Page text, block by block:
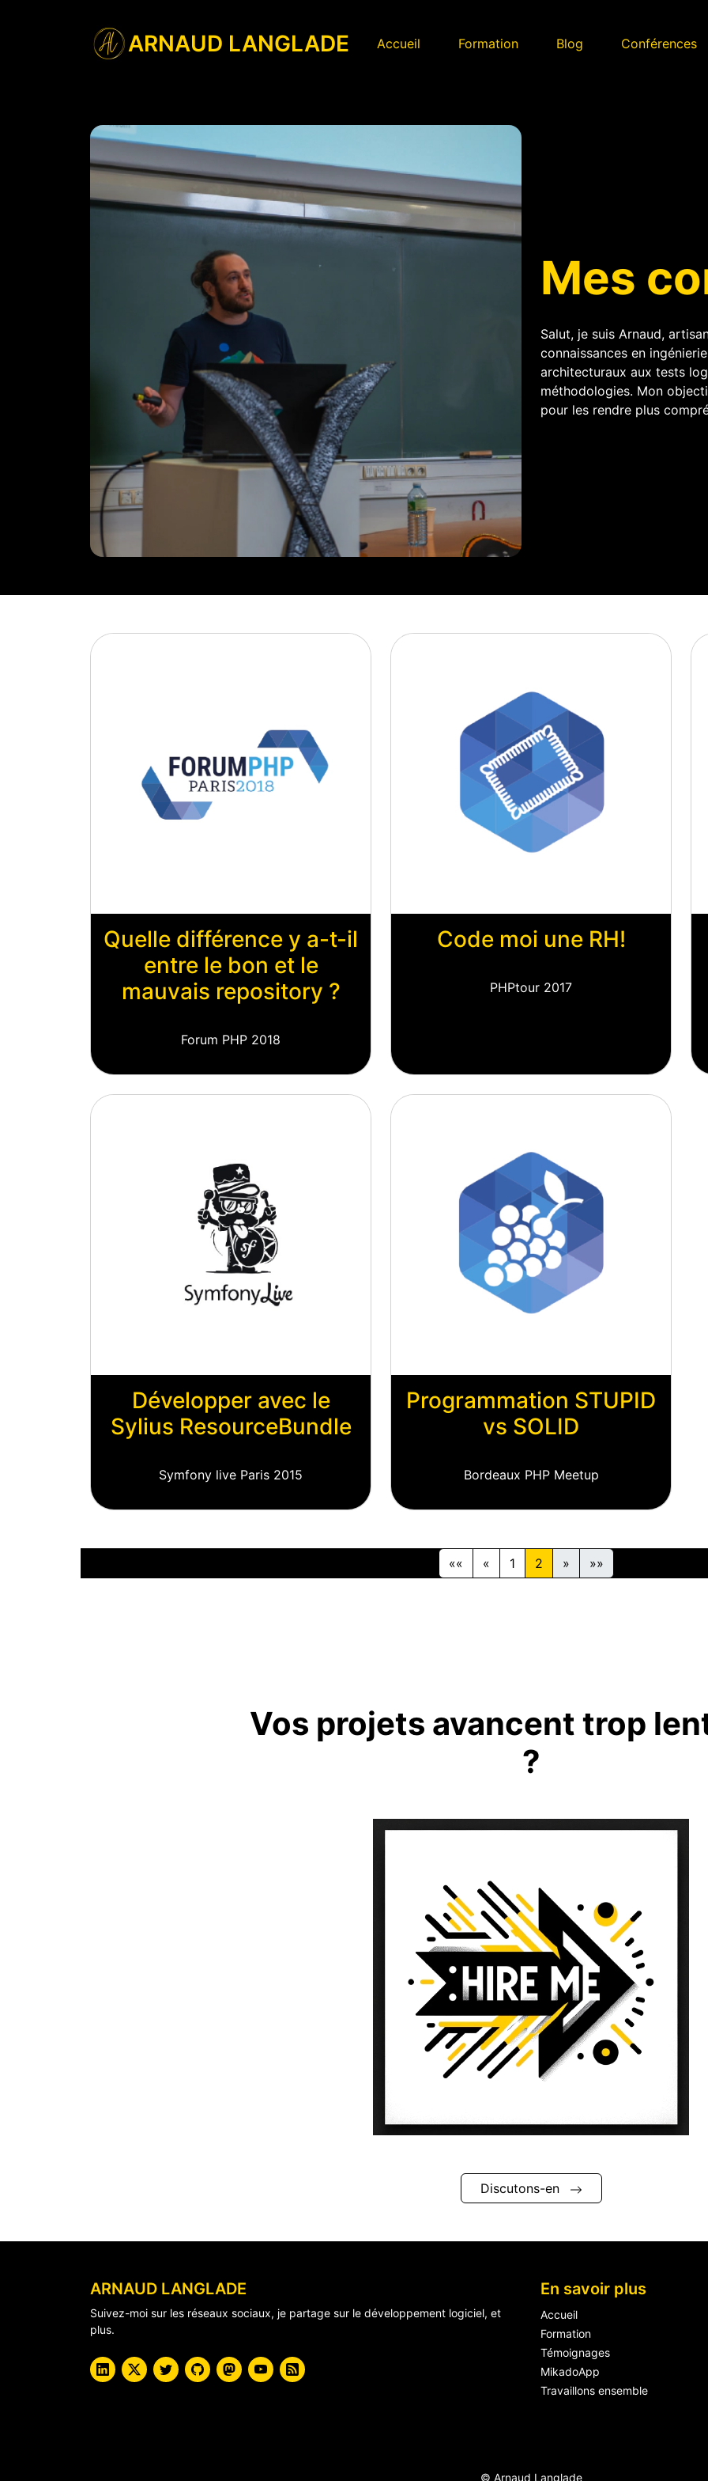
ARNAUD LANGLADE Accueil Formation Blog Conférences
Mes
Salut, je suis Arnaud,
connaissances en
architecturaux aux tests
méthodologies. Mon
pour les rendre plus
Quelle différence y a-t-il
entre le bon et le
mauvais repository ?
Forum PHP 2018
Code moi une RH!
PHPtour 2017
Développer avec le
Sylius ResourceBundle
Symfony live Paris 2015
Programmation STUPID
vs SOLID
Bordeaux PHP Meetup
«« « 1 2 » »»
Vos projets avancent trop
?
Discutons-en
ARNAUD LANGLADE
Suivez-moi sur les réseaux sociaux, je partage sur le développement logiciel, et
plus.
En savoir plus
Accueil
Formation
Témoignages
MikadoApp
Travaillons ensemble
© Arnaud Langlade